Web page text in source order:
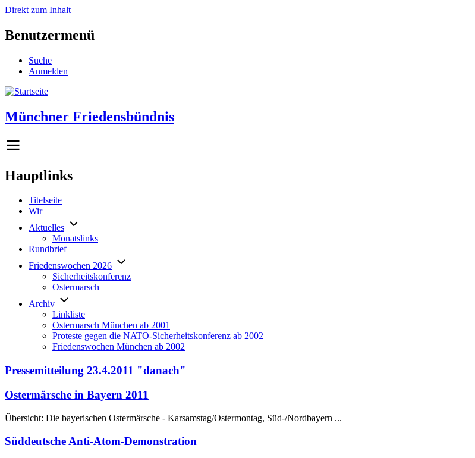
Direkt zum Inhalt
Benutzermenü
Suche
Anmelden
Münchner Friedensbündnis
Hauptlinks
Titelseite
Wir
Aktuelles
Monatslinks
Rundbrief
Friedenswochen 2026
Sicherheitskonferenz
Ostermarsch
Archiv
Linkliste
Ostermarsch München ab 2001
Proteste gegen die NATO-Sicherheitskonferenz ab 2002
Friedenswochen München ab 2002
Pressemitteilung 23.4.2011 "danach"
Ostermärsche in Bayern 2011
Übersicht: Die bayerischen Ostermärsche - Karsamstag/Ostermontag, Süd-/Nordbayern ...
Süddeutsche Anti-Atom-Demonstration